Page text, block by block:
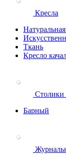
Кресла
Ткань
Кресло
Столики
Барный